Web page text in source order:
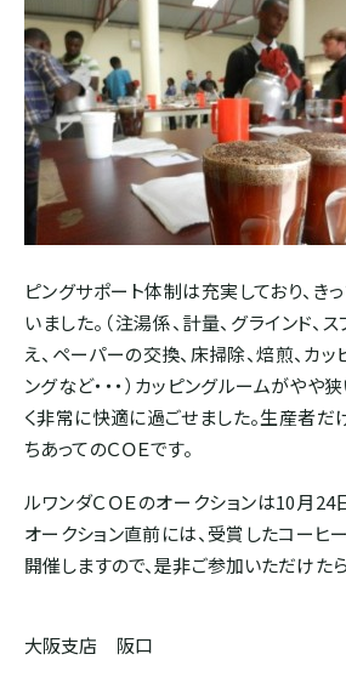
ピングサポート体制は充実しており、き
いました。（注湯係、計量、グラインド
え、ペーパーの交換、床掃除、焙煎、カ
ングなど・・・）カッピングルームがや
く非常に快適に過ごせました。生産者だ
ちあってのＣＯＥです。
ルワンダＣＯＥのオークションは10月24
オークション直前には、受賞したコーヒ
開催しますので、是非ご参加いただけた
大阪支店 阪口
ドミニカ